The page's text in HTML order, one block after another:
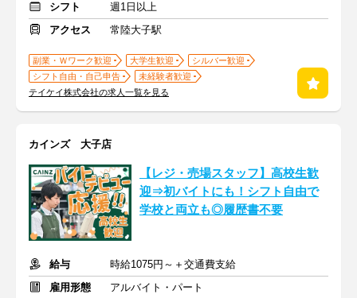
シフト
週1日以上
アクセス
常陸大子駅
副業・Ｗワーク歓迎 大学生歓迎
シルバー歓迎
シフト自由・自己申告
未経験者歓迎
テイケイ株式会社の求人一覧を見る
カインズ 大子店
【レジ・売場スタッフ】高校生歓
迎⇒初バイトにも！シフト自由で
学校と両立も◎履歴書不要
給与
時給1075円～＋交通費支給
雇用形態
アルバイト・パート